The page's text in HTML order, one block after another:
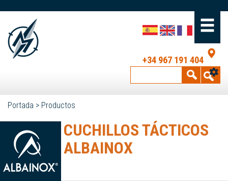
+34 967 191 404
Portada > Productos
CUCHILLOS TÁCTICOS
ALBAINOX